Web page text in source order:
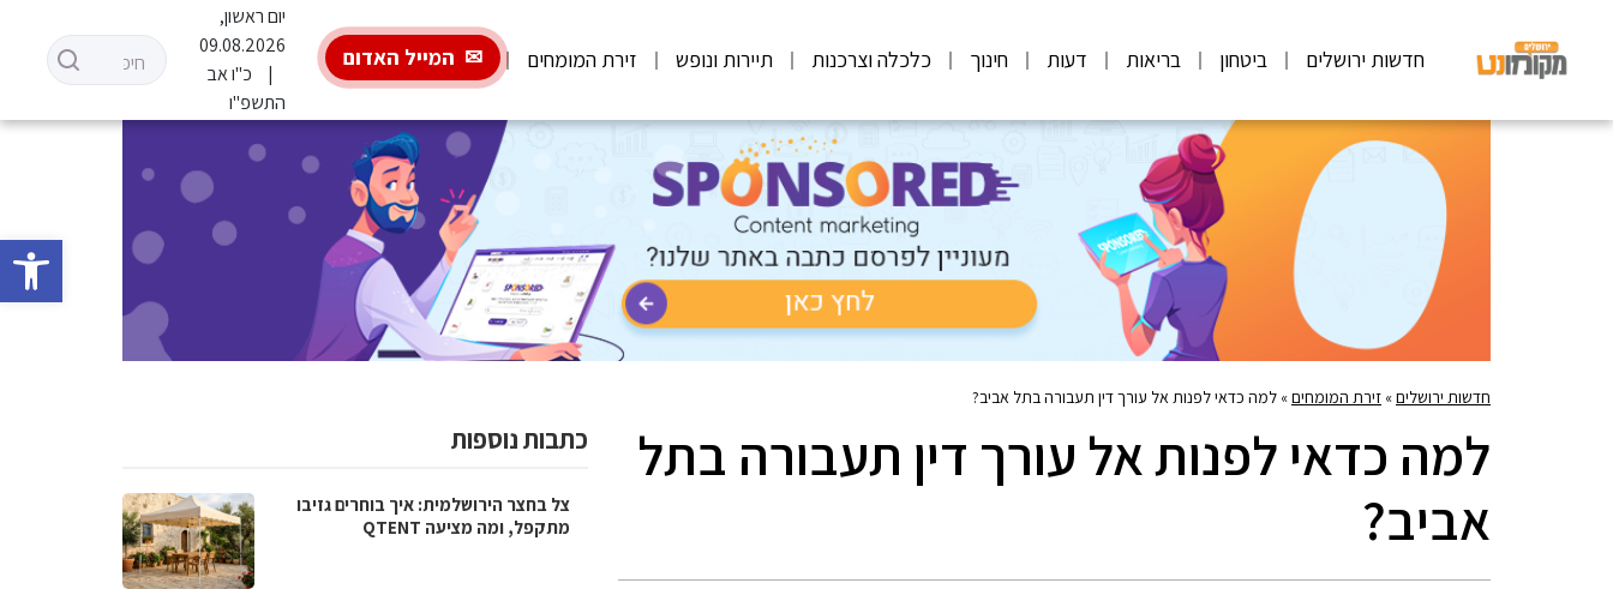
פתח
חדשות ירושלים ביטחון בריאות דעות חינוך כלכלה וצרכנות תיירות ונופש זירת המומחים המייל האדום
יום ראשון,
09.08.2026
כ"ו אב
התשפ"ו
חדשות ירושלים» זירת המומחים» למה כדאי לפנות אל עורך דין תעבורה בתל אביב?
למה כדאי לפנות אל עורך דין תעבורה בתל
אביב?
כתבות נוספות
צל בחצר הירושלמית: איך בוחרים גזיבו
מתקפל, ומה מציעה QTENT